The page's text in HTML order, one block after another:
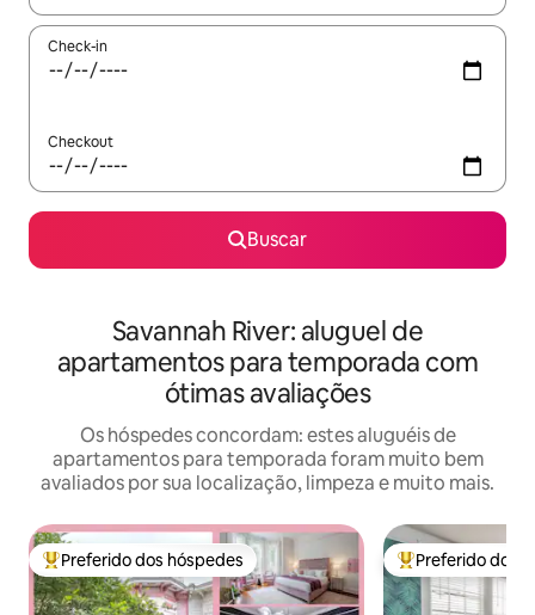
Check-in
Checkout
Buscar
Savannah River: aluguel de
apartamentos para temporada com
ótimas avaliações
Os hóspedes concordam: estes aluguéis de
apartamentos para temporada foram muito bem
avaliados por sua localização, limpeza e muito mais.
Entre os melhores preferidos dos hóspedes
Preferido dos hóspedes Entre os
Preferido dos